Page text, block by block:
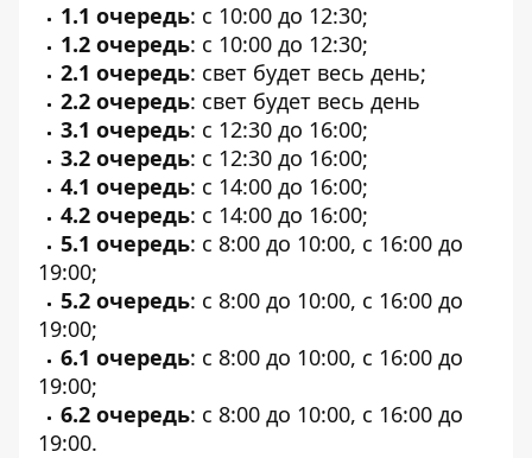
1.1 очередь: с 10:00 до 12:30;
1.2 очередь: с 10:00 до 12:30;
2.1 очередь: свет будет весь день;
2.2 очередь: свет будет весь день
3.1 очередь: с 12:30 до 16:00;
3.2 очередь: с 12:30 до 16:00;
4.1 очередь: с 14:00 до 16:00;
4.2 очередь: с 14:00 до 16:00;
5.1 очередь: с 8:00 до 10:00, с 16:00 до
19:00;
5.2 очередь: с 8:00 до 10:00, с 16:00 до
19:00;
6.1 очередь: с 8:00 до 10:00, с 16:00 до
19:00;
6.2 очередь: с 8:00 до 10:00, с 16:00 до
19:00.